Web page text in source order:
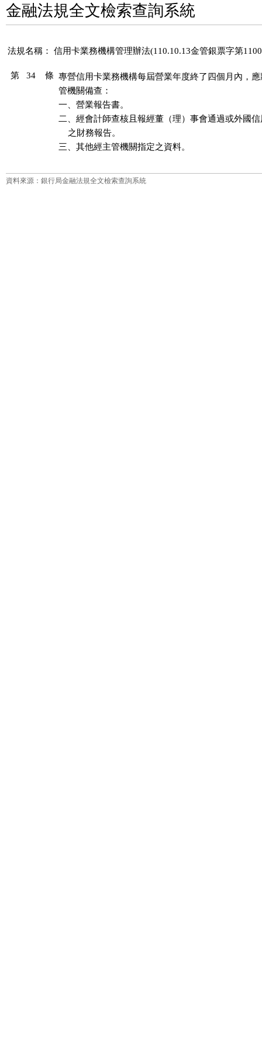
金融法規全文檢索查詢系統
法規名稱： 信用卡業務機構管理辦法(110.10.13金管銀票字第
第 34 條 專營信用卡業務機構每屆營業年度終了四個月內，
管機關備查：
一、營業報告書。
二、經會計師查核且報經董（理）事會通過或外國
    之財務報告。
三、其他經主管機關指定之資料。
資料來源：銀行局金融法規全文檢索查詢系統